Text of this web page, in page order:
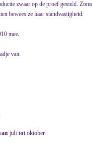
zwaar op de proef gesteld.
bewees ze haar standvastigheid.
mee.
van.
juli tot oktober